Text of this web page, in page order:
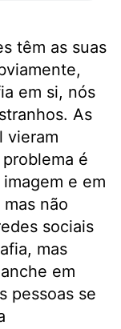
têm as suas
em si, nós
As
vieram
é
e em
não
sociais
mas
em
pessoas se